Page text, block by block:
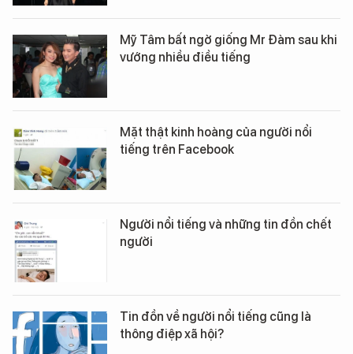
Mỹ Tâm bất ngờ giống Mr Đàm sau khi
vướng nhiều điều tiếng
Mặt thật kinh hoàng của người nổi
tiếng trên Facebook
Người nổi tiếng và những tin đồn chết
người
Tin đồn về người nổi tiếng cũng là
thông điệp xã hội?